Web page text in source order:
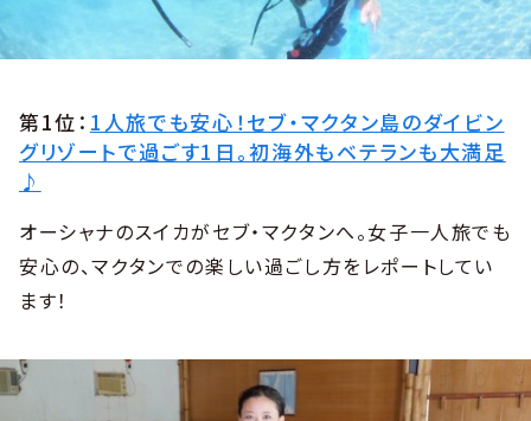
第1位： 1人旅でも安心！セブ・マクタン島のダイビン
グリゾートで過ごす1日。初海外もベテランも大満足
♪
オーシャナのスイカがセブ・マクタンへ。女子一人旅でも
安心の、マクタンでの楽しい過ごし方をレポートしてい
ます！